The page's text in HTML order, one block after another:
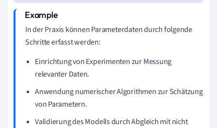
In der Praxis können Parameterdaten durch folgende
Schritte erfasst werden:
Einrichtung von Experimenten zur Messung
relevanter Daten.
Anwendung numerischer Algorithmen zur Schätzung
von Parametern.
Validierung des Modells durch Abgleich mit nicht